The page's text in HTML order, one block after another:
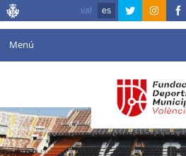
val es
Menú
Agenda
Instalaciones